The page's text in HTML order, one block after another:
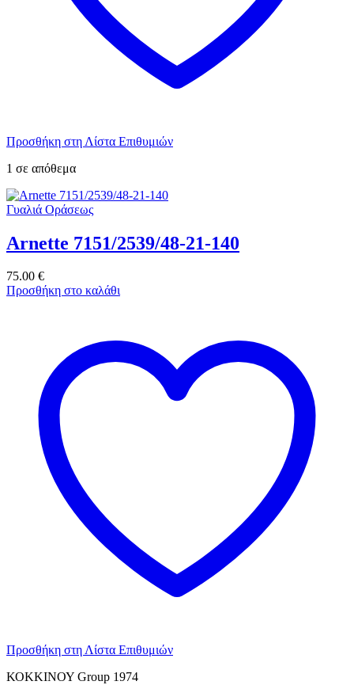
Προσθήκη στη Λίστα Επιθυμιών
1 σε απόθεμα
Γυαλιά Οράσεως
Arnette 7151/2539/48-21-140
75.00 €
Προσθήκη στο καλάθι
Προσθήκη στη Λίστα Επιθυμιών
ΚΟΚΚΙΝΟΥ Group 1974